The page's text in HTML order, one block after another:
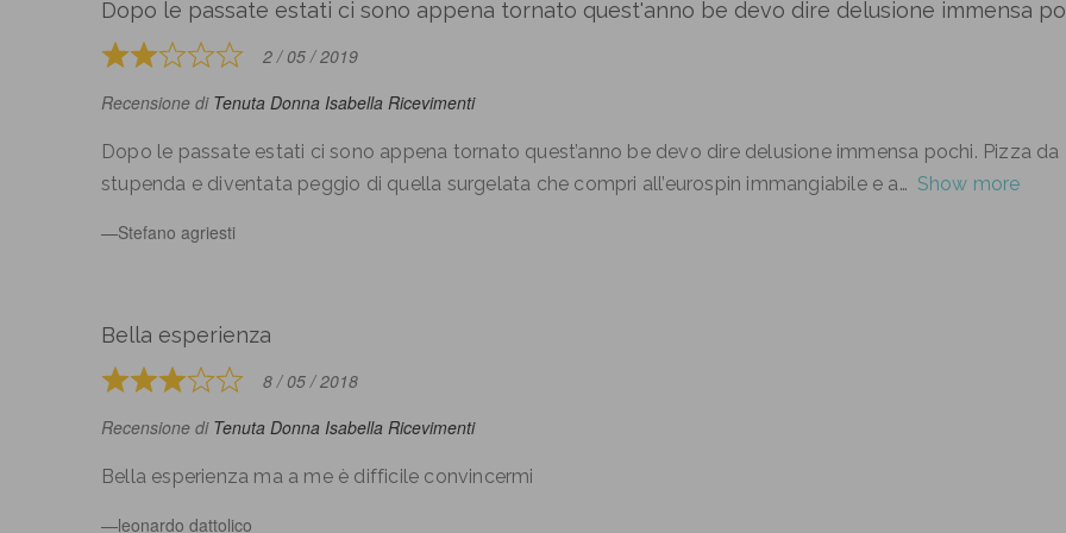
Dopo le passate estati ci sono appena tornato quest'anno be devo dire delusione immensa
Rated
2
of
5
2 / 05 / 2019
Recensione di Tenuta Donna Isabella Ricevimenti
Dopo le passate estati ci sono appena tornato quest’anno be devo dire delusione immensa pochi. Pizza da
stupenda e diventata peggio di quella surgelata che compri all’eurospin immangiabile e a
Show more
Stefano agriesti
Bella esperienza
Rated
3
of
8 / 05 / 2018
Recensione di Tenuta Donna Isabella Ricevimenti
Bella esperienza ma a me è difficile convincermi
leonardo dattolico